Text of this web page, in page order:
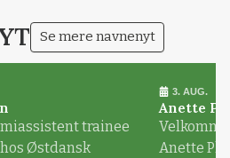
Se mere navnenyt
trainee
Østdansk
3. AUG.
Anette
Anette